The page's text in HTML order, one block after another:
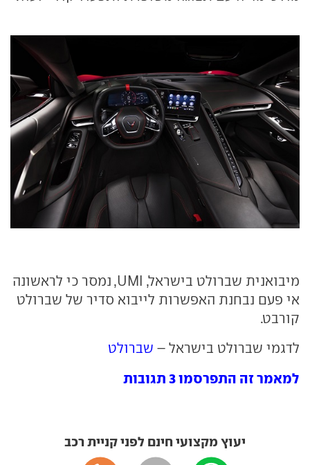
מיבואנית שברולט בישראל, UMI, נמסר כי לראשונה
אי פעם נבחנת האפשרות לייבוא סדיר של שברולט
קורבט.
לדגמי שברולט בישראל – שברולט
למאמר זה התפרסמו 3 תגובות
יעוץ מקצועי חינם לפני קניית רכב